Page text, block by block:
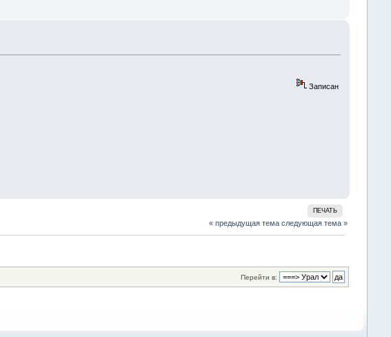
Записан
ПЕЧАТЬ
« предыдущая тема следующая тема »
Перейти в: